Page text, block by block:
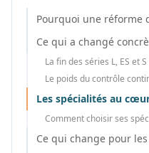
Pourquoi une réforme
Ce qui a changé
La fin des séries L, ES et S
Le poids du contrôle
Les spécialités au
Comment choisir ses
Ce qui change pour